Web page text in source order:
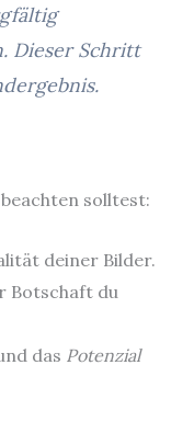
Dieser Schritt
solltest:
deiner Bilder.
Botschaft du
das Potenzial